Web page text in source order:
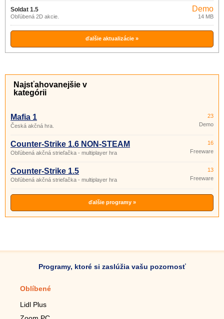
Soldat 1.5
Obľúbená 2D akcie.
Demo
14 MB
ďalšie aktualizácie »
Najsťahovanejšie v
kategórii
Mafia 1
Česká akčná hra.
23
Demo
Counter-Strike 1.6 NON-STEAM
Obľúbená akčná strieľačka - multiplayer hra
16
Freeware
Counter-Strike 1.5
Obľúbená akčná strieľačka - multiplayer hra
13
Freeware
ďalšie programy »
Programy, ktoré si zaslúžia vašu pozornosť
Oblíbené
Lidl Plus